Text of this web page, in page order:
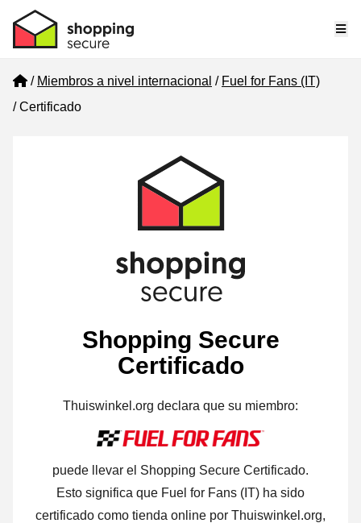
Home
Miembros a nivel internacional
Fuel for Fans (IT)
Certificado
Shopping Secure
Certificado
Thuiswinkel.org declara que su miembro:
puede llevar el Shopping Secure Certificado.
Esto significa que Fuel for Fans (IT) ha sido
certificado como tienda online por Thuiswinkel.org,